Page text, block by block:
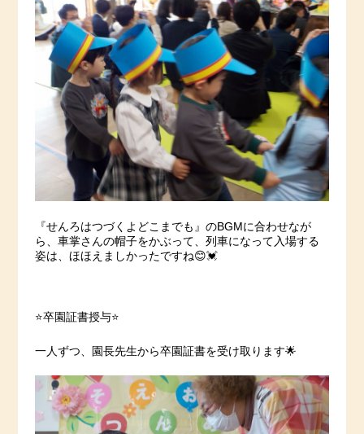
『せんろはつづくよどこまでも』のBGMに合わせなが
ら、車掌さんの帽子をかぶって、列車になって入場する
姿は、ほほえましかったですね😊💓
⭐️卒園証書授与⭐️
一人ずつ、園長先生から卒園証書を受け取ります🌟